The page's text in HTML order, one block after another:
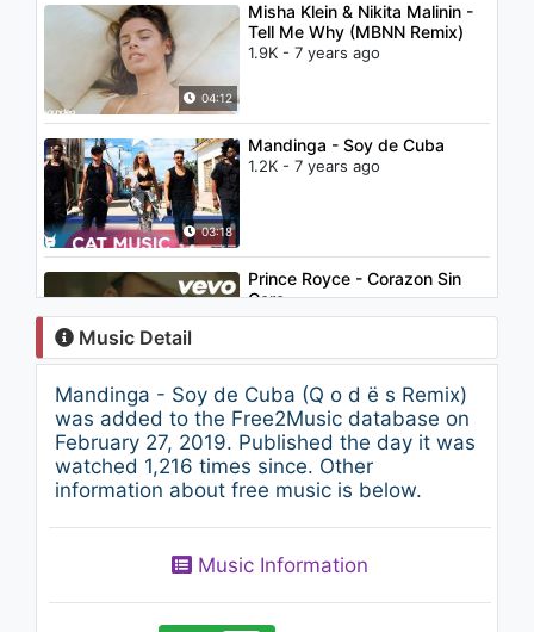
04:12
Misha Klein & Nikita Malinin -
Tell Me Why (MBNN Remix)
1.9K - 7 years ago
03:18
Mandinga - Soy de Cuba
1.2K - 7 years ago
03:33
Prince Royce - Corazon Sin
Cara
1.2K - 7 years ago
03:38
Checo Acosta - Pa Esthercita
(Audio)
948 - 7 years ago
Pide Lo Que Tú Quieras
1.1K - 7 years ago
Music Detail
Mandinga - Soy de Cuba (Q o d ë s Remix)
was added to the Free2Music database on
February 27, 2019. Published the day it was
watched 1,216 times since. Other
information about free music is below.
Music Information